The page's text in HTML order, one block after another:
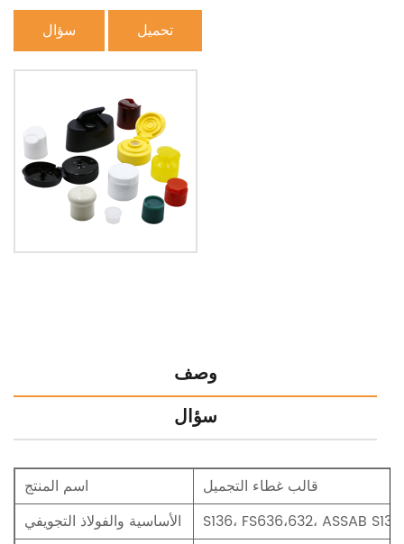
سؤال تحميل
وصف
سؤال
اسم المنتج
قالب غطاء التجميل
الأساسية والفولاذ التجويفي
S136، FS636،632، ASSAB S136